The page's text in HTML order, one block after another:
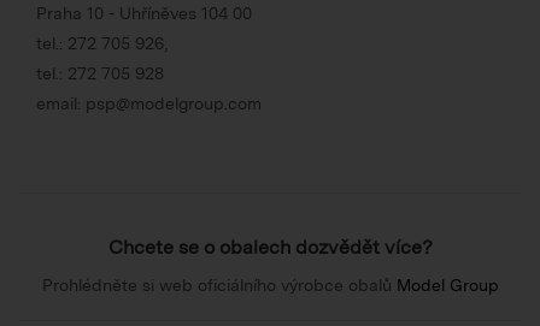
Praha 10 - Uhříněves 104 00
tel.: 272 705 926
tel.: 272 705 928
email: psp@modelgroup.com
Chcete se o obalech dozvědět více?
Prohlédněte si web oficiálního výrobce obalů Model Group